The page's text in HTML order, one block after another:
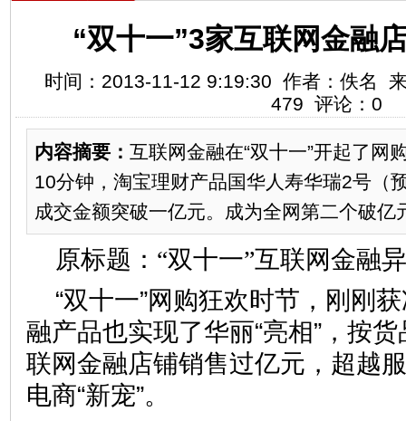
“双十一”3家互联网金融
时间：2013-11-12 9:19:30 作者：佚名
479 评论： 0
内容摘要： 互联网金融在“双十一”开起了
10分钟，淘宝理财产品国华人寿华瑞2号（
成交金额突破一亿元。成为全网第二个破亿
原标题：“双十一”互联网金融
“双十一”网购狂欢时节，刚刚
融产品也实现了华丽“亮相”，按
联网金融店铺销售过亿元，超越
电商“新宠”。